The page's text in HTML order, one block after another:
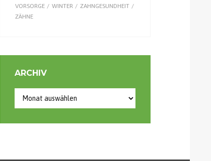
VORSORGE
WINTER
ZAHNGESUNDHEIT
ZÄHNE
ARCHIV